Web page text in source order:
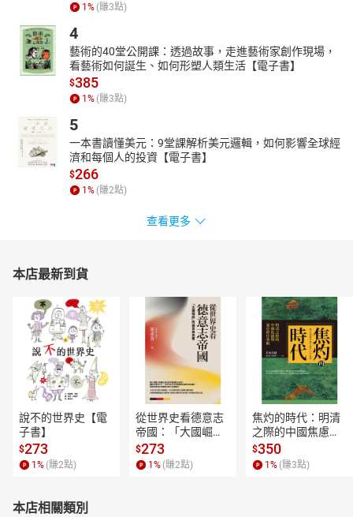
1 % (賺3點)
4
藝術的40堂公開課：透過故事，走進藝術家創作現場，
看藝術如何誕生、如何形塑人類生活【電子書】
$385
1 % (賺3點)
5
一本書讀懂美元：9堂課解析美元邏輯，如何影響全球經
濟和每個人的投資【電子書】
$266
1 % (賺2點)
查看更多
本店最新到貨
說不的世界史【電
子書】
$273
1 % (賺2點)
從世界史看德意志
帝國：「大國崛
起」的迷思與真實
【電子書】
$273
1 % (賺2點)
焦灼的時代：明清
之際的中國焦慮與
東亞秩序重組【電
子書】
$350
1 % (賺3點)
本店相關類別